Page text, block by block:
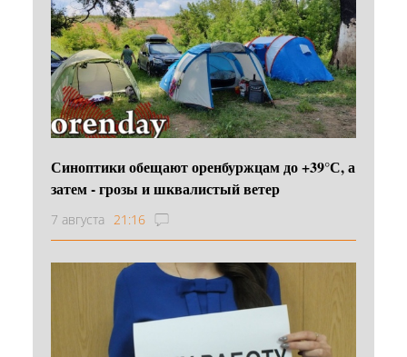
Синоптики обещают оренбуржцам до +39°С, а
затем - грозы и шквалистый ветер
7 августа 21:16